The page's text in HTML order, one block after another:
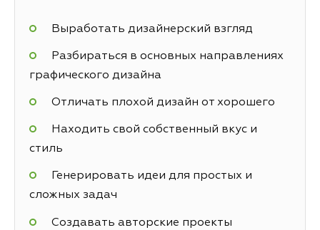
Выработать дизайнерский взгляд
Разбираться в основных направлениях
графического дизайна
Отличать плохой дизайн от хорошего
Находить свой собственный вкус и
стиль
Генерировать идеи для простых и
сложных задач
Создавать авторские проекты